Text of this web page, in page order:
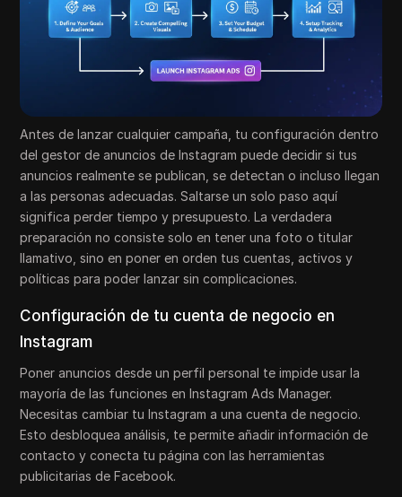
Antes de lanzar cualquier campaña, tu configuración dentro
del gestor de anuncios de Instagram puede decidir si tus
anuncios realmente se publican, se detectan o incluso llegan
a las personas adecuadas. Saltarse un solo paso aquí
significa perder tiempo y presupuesto. La verdadera
preparación no consiste solo en tener una foto o titular
llamativo, sino en poner en orden tus cuentas, activos y
políticas para poder lanzar sin complicaciones.
Configuración de tu cuenta de negocio en
Instagram
Poner anuncios desde un perfil personal te impide usar la
mayoría de las funciones en Instagram Ads Manager.
Necesitas cambiar tu Instagram a una cuenta de negocio.
Esto desbloquea análisis, te permite añadir información de
contacto y conecta tu página con las herramientas
publicitarias de Facebook.